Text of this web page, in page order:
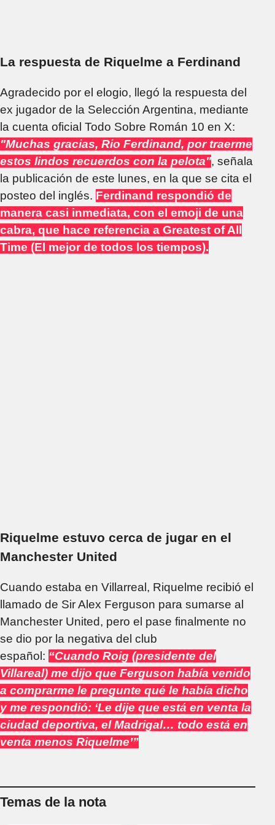
La respuesta de Riquelme a Ferdinand
Agradecido por el elogio, llegó la respuesta del
ex jugador de la Selección Argentina, mediante
la cuenta oficial Todo Sobre Román 10 en X:
"Muchas gracias, Rio Ferdinand, por traerme
estos lindos recuerdos con la pelota", señala
la publicación de este lunes, en la que se cita el
posteo del inglés. Ferdinand respondió de
manera casi inmediata, con el emoji de una
cabra, que hace referencia a Greatest of All
Time (El mejor de todos los tiempos).
Riquelme estuvo cerca de jugar en el
Manchester United
Cuando estaba en Villarreal, Riquelme recibió el
llamado de Sir Alex Ferguson para sumarse al
Manchester United, pero el pase finalmente no
se dio por la negativa del club
español: “Cuando Roig (presidente del
Villareal) me dijo que Ferguson había venido
a comprarme le pregunte qué le había dicho
y me respondió: ‘Le dije que está en venta la
ciudad deportiva, el Madrigal… todo está en
venta menos Riquelme’”
Temas de la nota